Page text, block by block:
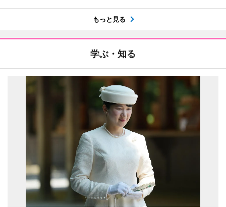
もっと見る
学ぶ・知る